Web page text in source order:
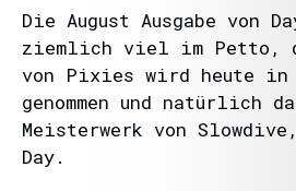
Die August Ausgabe von
ziemlich viel im Petto,
von Pixies wird heute in
genommen und natürlich
Meisterwerk von
Day.